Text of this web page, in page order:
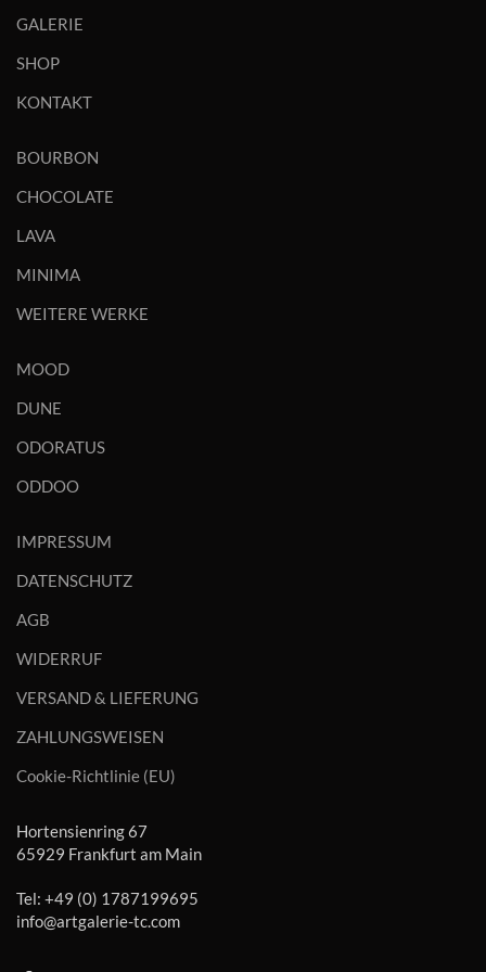
GALERIE
SHOP
KONTAKT
BOURBON
CHOCOLATE
LAVA
MINIMA
WEITERE WERKE
MOOD
DUNE
ODORATUS
ODDOO
IMPRESSUM
DATENSCHUTZ
AGB
WIDERRUF
VERSAND & LIEFERUNG
ZAHLUNGSWEISEN
Cookie-Richtlinie (EU)
Hortensienring 67
65929 Frankfurt am Main
Tel: +49 (0) 1787199695
info@artgalerie-tc.com